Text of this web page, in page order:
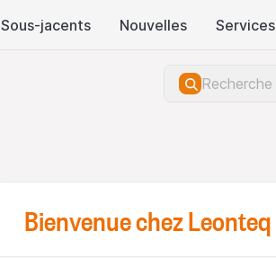
Sous-jacents Nouvelles Services
Bienvenue chez Leonteq